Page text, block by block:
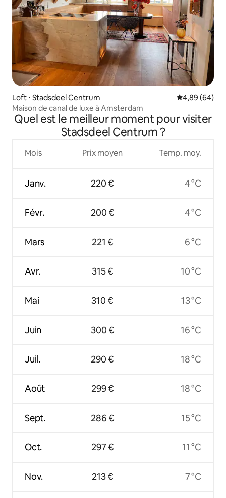
Loft ⋅ Stadsdeel Centrum Évaluation
4,89 (64)
Maison de canal de luxe à Amsterdam
Quel est le meilleur moment pour visiter
Stadsdeel Centrum ?
Mois
Janv.
Févr.
Mars
Avr.
Mai
Juin
Juil.
Août
Sept.
Oct.
Nov.
Prix moyen
220 €
200 €
221 €
315 €
310 €
300 €
290 €
299 €
286 €
297 €
213 €
Temp. moy.
4 °C
4 °C
6 °C
10 °C
13 °C
16 °C
18 °C
18 °C
15 °C
11 °C
7 °C